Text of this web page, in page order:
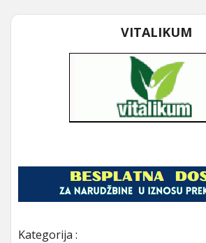
VITALIKUM
Kategorija :